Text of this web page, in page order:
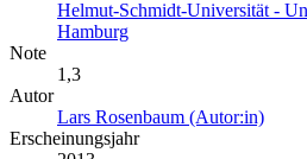
Helmut-Schmidt-Universität -
Hamburg
Note
1,3
Autor
Lars Rosenbaum (Autor:in)
Erscheinungsjahr